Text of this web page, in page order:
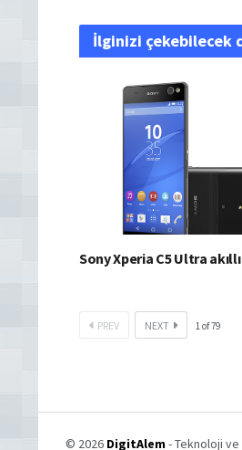
İlginizi çekebilecek
Sony Xperia C5 Ultra
PREV NEXT 1of79
© 2026 DigitAlem- Teknoloji ve